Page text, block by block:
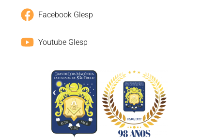
Facebook Glesp
Youtube Glesp